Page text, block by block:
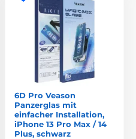
6D Pro Veason
Panzerglas mit
einfacher Installation,
iPhone 13 Pro Max / 14
Plus, schwarz